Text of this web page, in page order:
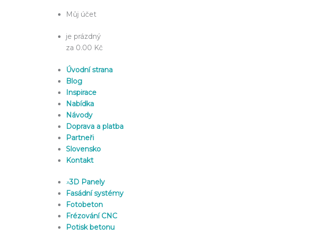
Můj účet
je prázdný
za 0.00 Kč
Úvodní strana
Blog
Inspirace
Nabídka
Návody
Doprava a platba
Partneři
Slovensko
Kontakt
»3D Panely
Fasádní systémy
Fotobeton
Frézování CNC
Potisk betonu